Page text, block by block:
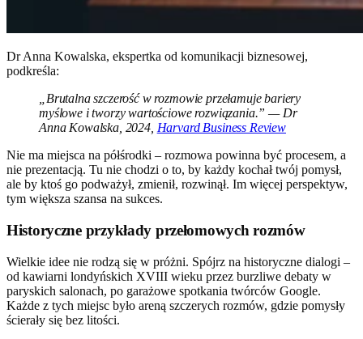
Dr Anna Kowalska, ekspertka od komunikacji biznesowej,
podkreśla:
„Brutalna szczerość w rozmowie przełamuje bariery
myślowe i tworzy wartościowe rozwiązania.” — Dr
Anna Kowalska, 2024, Harvard Business Review
Nie ma miejsca na półśrodki – rozmowa powinna być procesem, a
nie prezentacją. Tu nie chodzi o to, by każdy kochał twój pomysł,
ale by ktoś go podważył, zmienił, rozwinął. Im więcej perspektyw,
tym większa szansa na sukces.
Historyczne przykłady przełomowych rozmów
Wielkie idee nie rodzą się w próżni. Spójrz na historyczne dialogi –
od kawiarni londyńskich XVIII wieku przez burzliwe debaty w
paryskich salonach, po garażowe spotkania twórców Google.
Każde z tych miejsc było areną szczerych rozmów, gdzie pomysły
ścierały się bez litości.